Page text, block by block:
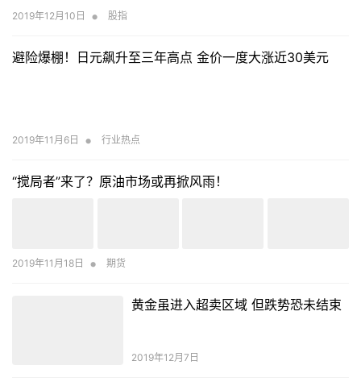
2019年12月10日 • 股指
避险爆棚！日元飙升至三年高点 金价一度大涨近30美元
2019年11月6日 • 行业热点
“搅局者”来了？原油市场或再掀风雨！
2019年11月18日 • 期货
黄金虽进入超卖区域 但跌势恐未结束
2019年12月7日